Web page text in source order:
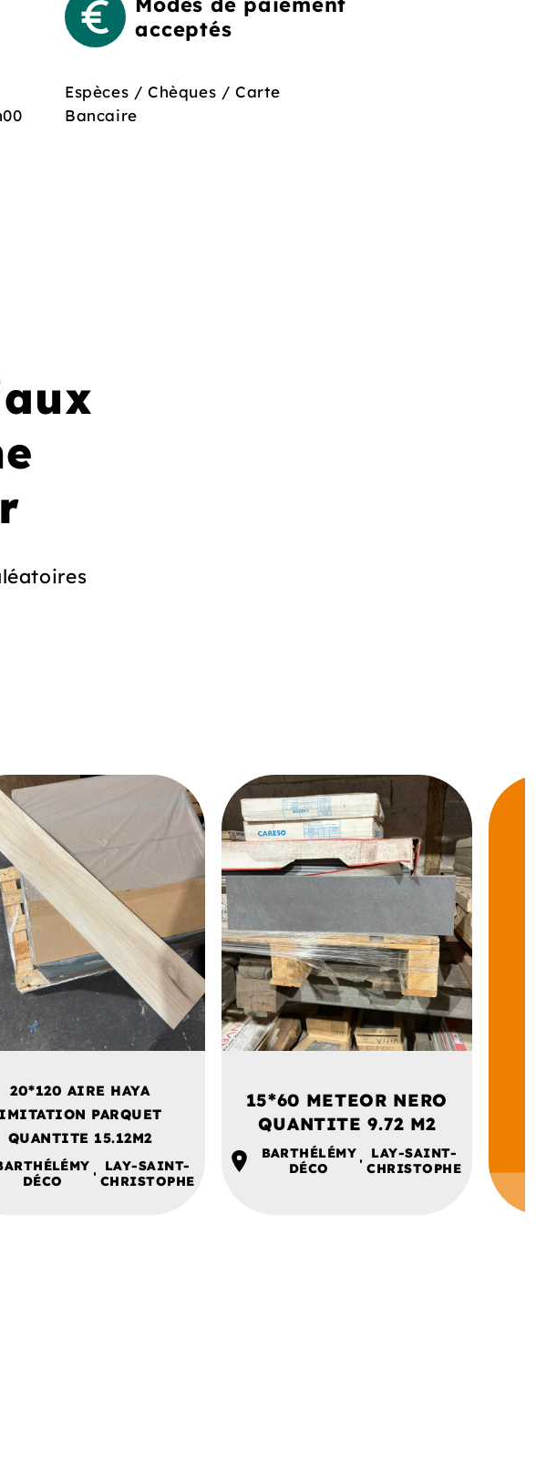
acceptés
Espèces / Chèques / Carte
Bancaire
20*120 AIRE HAYA
IMITATION PARQUET
QUANTITE 15.12M2
DÉCO
LAY-SAINT-
CHRISTOPHE
15*60 METEOR NERO
QUANTITE 9.72 M2
BARTHÉLÉMY
DÉCO
LAY-SAINT-
CHRISTOPHE